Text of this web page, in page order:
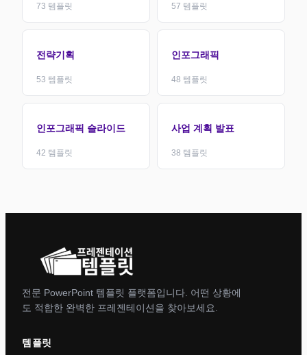
73 템플릿 57 템플릿
전략기획
53 템플릿
인포그래픽
48 템플릿
인포그래픽 슬라이드
42 템플릿
사업 계획 발표
38 템플릿
전문 PowerPoint 템플릿 플랫폼입니다. 어떤 상황에
도 적합한 완벽한 프레젠테이션을 찾아보세요.
템플릿